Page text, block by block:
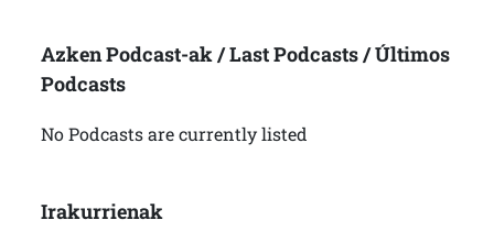
Azken Podcast-ak / Last Podcasts / Últimos
Podcasts
No Podcasts are currently listed
Irakurrienak